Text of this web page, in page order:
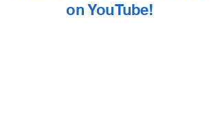
on YouTube!